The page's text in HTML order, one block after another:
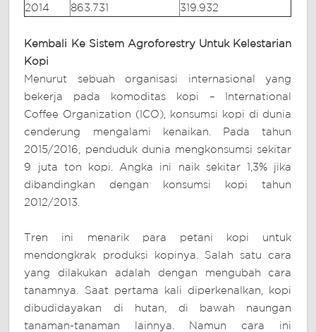
2014
863.731 319.932
Kembali Ke Sistem Agroforestry Untuk Kelestarian
Kopi
Menurut sebuah organisasi internasional yang
bekerja pada komoditas kopi – International
Coffee Organization (ICO), konsumsi kopi di dunia
cenderung mengalami kenaikan. Pada tahun
2015/2016, penduduk dunia mengkonsumsi sekitar
9 juta ton kopi. Angka ini naik sekitar 1,3% jika
dibandingkan dengan konsumsi kopi tahun
2012/2013.
Tren ini menarik para petani kopi untuk
mendongkrak produksi kopinya. Salah satu cara
yang dilakukan adalah dengan mengubah cara
tanamnya. Saat pertama kali diperkenalkan, kopi
dibudidayakan di hutan, di bawah naungan
tanaman-tanaman lainnya. Namun cara ini